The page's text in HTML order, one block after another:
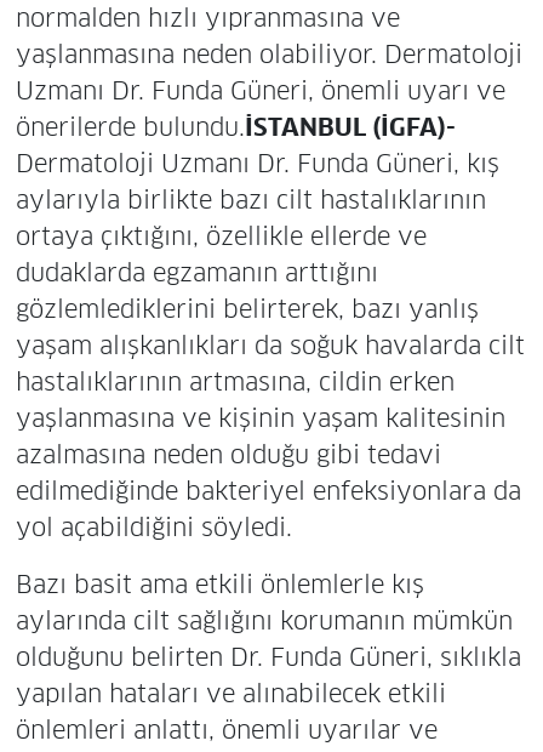
normalden hızlı yıpranmasına ve
yaşlanmasına neden olabiliyor. Dermatoloji
Uzmanı Dr. Funda Güneri, önemli uyarı ve
önerilerde bulundu.İSTANBUL (İGFA)-
Dermatoloji Uzmanı Dr. Funda Güneri, kış
aylarıyla birlikte bazı cilt hastalıklarının
ortaya çıktığını, özellikle ellerde ve
dudaklarda egzamanın arttığını
gözlemlediklerini belirterek, bazı yanlış
yaşam alışkanlıkları da soğuk havalarda cilt
hastalıklarının artmasına, cildin erken
yaşlanmasına ve kişinin yaşam kalitesinin
azalmasına neden olduğu gibi tedavi
edilmediğinde bakteriyel enfeksiyonlara da
yol açabildiğini söyledi.
Bazı basit ama etkili önlemlerle kış
aylarında cilt sağlığını korumanın mümkün
olduğunu belirten Dr. Funda Güneri, sıklıkla
yapılan hataları ve alınabilecek etkili
önlemleri anlattı, önemli uyarılar ve